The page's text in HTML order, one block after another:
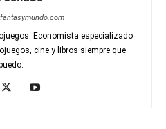
Economista especializado
cine y libros siempre que